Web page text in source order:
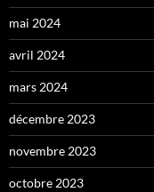
mai 2024
avril 2024
mars 2024
décembre 2023
novembre 2023
octobre 2023